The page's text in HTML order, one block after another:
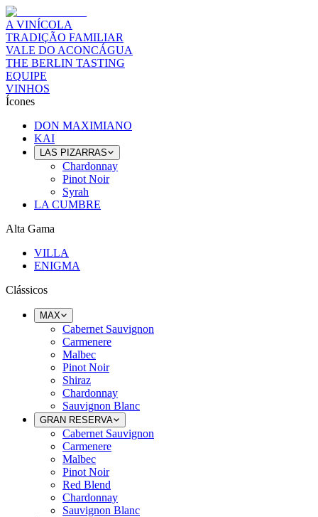
A VINÍCOLA
TRADIÇÃO FAMILIAR
VALE DO ACONCÁGUA
THE BERLIN TASTING
EQUIPE
VINHOS
Ícones
DON MAXIMIANO
KAI
LAS PIZARRAS
Chardonnay
Pinot Noir
Syrah
LA CUMBRE
Alta Gama
VILLA
ENIGMA
Clássicos
MAX
Cabernet Sauvignon
Carmenere
Malbec
Pinot Noir
Shiraz
Chardonnay
Sauvignon Blanc
GRAN RESERVA
Cabernet Sauvignon
Carmenere
Malbec
Pinot Noir
Red Blend
Chardonnay
Sauvignon Blanc